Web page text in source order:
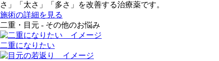
さ」「太さ」「多さ」を改善する治療薬です。
施術の詳細を見る
二重・目元 - その他のお悩み
二重になりたい